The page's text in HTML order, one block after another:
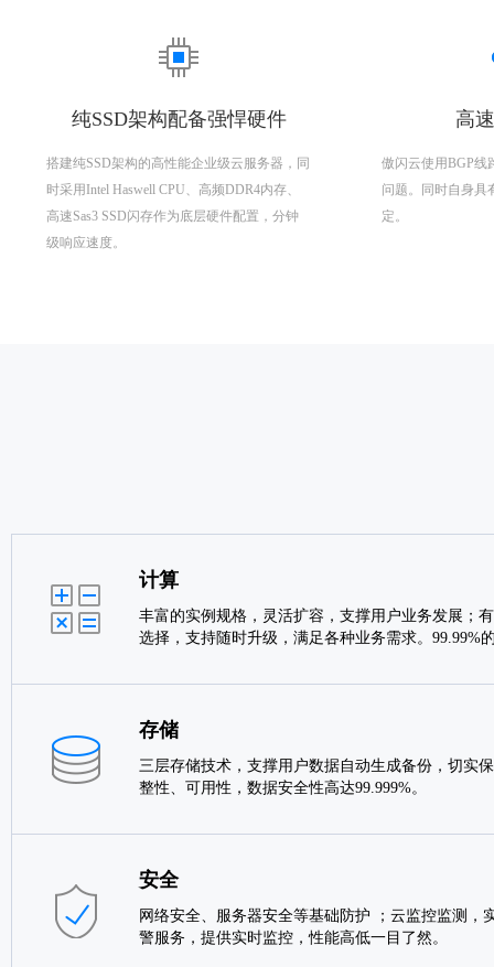
纯SSD架构配备强悍硬件
搭建纯SSD架构的高性能企业级云服务器，同
时采用Intel Haswell CPU、高频DDR4内存、
高速Sas3 SSD闪存作为底层硬件配置，分钟
级响应速度。
高
傲闪云使用BGP线
问题。同时自身具
定。
计算
丰富的实例规格，灵活扩容，支撑用户业务发展；
选择，支持随时升级，满足各种业务需求。99.99%
存储
三层存储技术，支撑用户数据自动生成备份，切实
整性、可用性，数据安全性高达99.999%。
安全
网络安全、服务器安全等基础防护 ；云监控监测
警服务，提供实时监控，性能高低一目了然。